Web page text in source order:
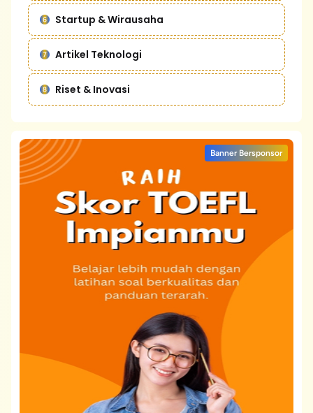
Startup & Wirausaha
Artikel Teknologi
Riset & Inovasi
Banner Bersponsor